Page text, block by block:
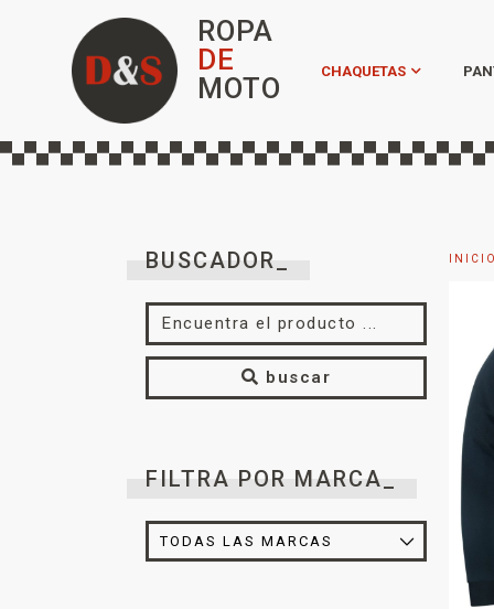
ROPA
DE
MOTO
CHAQUETAS
BUSCADOR_
buscar
FILTRA POR MARCA_
INICIO